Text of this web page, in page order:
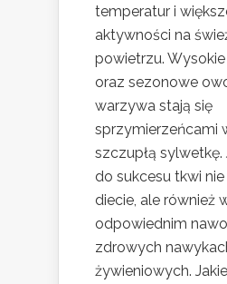
temperatur i
aktywności na
powietrzu.
oraz sezonowe
warzywa stają się
sprzymierzeńcami
szczupłą sylwetkę.
do sukcesu tkwi
diecie, ale również
odpowiednim
zdrowych
żywieniowych.